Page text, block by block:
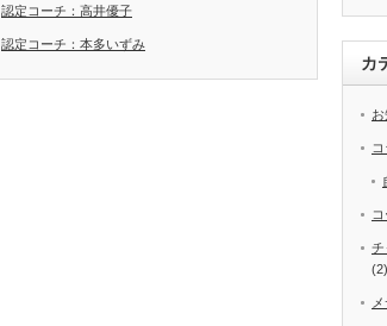
認定コーチ：高井優子
認定コーチ：本多いずみ
カ
チ
(2)